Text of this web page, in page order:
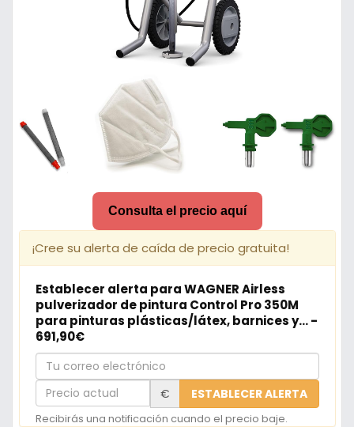
Consulta el precio aquí
¡Cree su alerta de caída de precio gratuita!
Establecer alerta para WAGNER Airless
pulverizador de pintura Control Pro 350M
para pinturas plásticas/látex, barnices y... -
691,90€
Tu
correo
electrónico
Precio
actual
€ ESTABLECER ALERTA
Recibirás una notificación cuando el precio baje.